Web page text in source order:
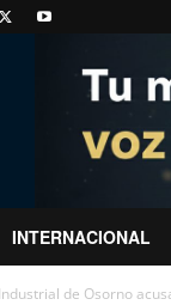
INTERNACIONAL
de Osorno